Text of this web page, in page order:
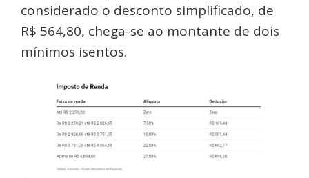
considerado o desconto simplificado, de
R$ 564,80, chega-se ao montante de dois
mínimos isentos.